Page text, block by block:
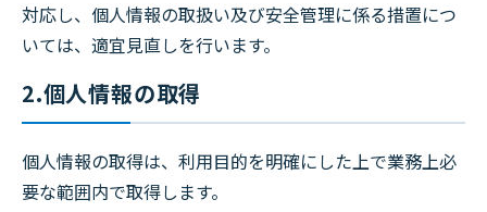
対応し、個人情報の取扱い及び安全管理に係る措置につ
いては、適宜見直しを行います。
2.個人情報の取得
個人情報の取得は、利用目的を明確にした上で業務上必
要な範囲内で取得します。